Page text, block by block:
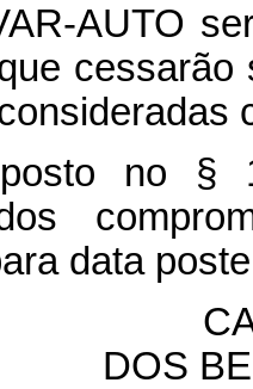
AUTO
no §
data
DOS